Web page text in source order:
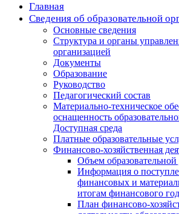
Главная
Сведения об образовательной
Основные сведения
Структура и органы
организацией
Документы
Образование
Руководство
Педагогический состав
Материально-техническое
оснащенность
Доступная среда
Платные образовательные
Финансово-хозяйственная
Объем образовательной
Информация о
финансовых и
итогам финансового
План финансово-